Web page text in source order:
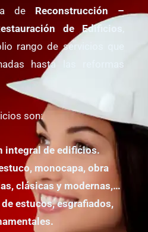
de Reconstrucción –
de Edificios
rango de servicios que
hasta las reformas
son:
integral de edificios.
monocapa, obra
clásicas y modernas,…
estucos, esgrafiados,